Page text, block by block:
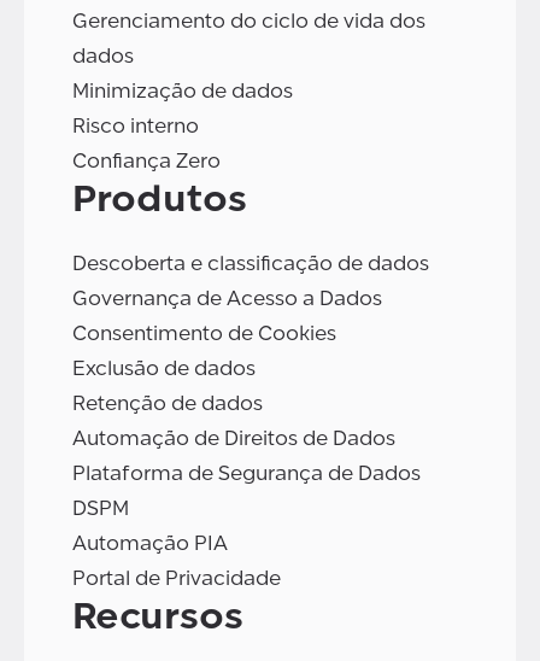
Gerenciamento do ciclo de vida dos
dados
Minimização de dados
Risco interno
Confiança Zero
Produtos
Descoberta e classificação de dados
Governança de Acesso a Dados
Consentimento de Cookies
Exclusão de dados
Retenção de dados
Automação de Direitos de Dados
Plataforma de Segurança de Dados
DSPM
Automação PIA
Portal de Privacidade
Recursos